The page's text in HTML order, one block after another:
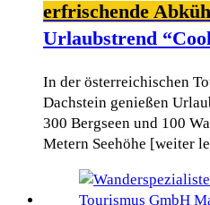
erfrischende
Urlaubstrend
In der österreichischen
Dachstein genießen
300 Bergseen und 100
Metern Seehöhe [weiter